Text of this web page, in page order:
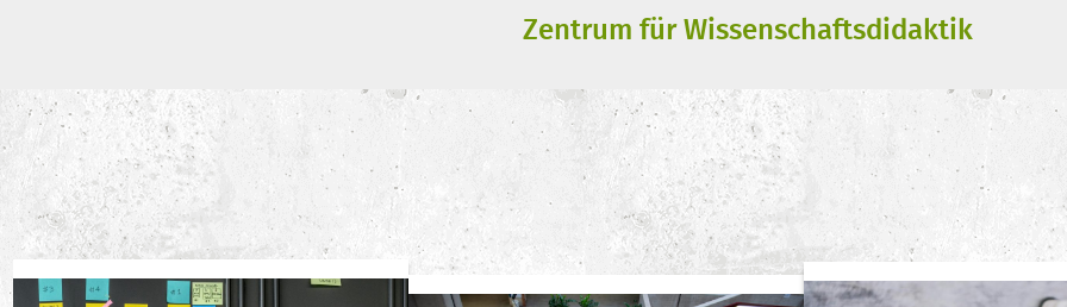
Zentrum für Wissenschaftsdidaktik